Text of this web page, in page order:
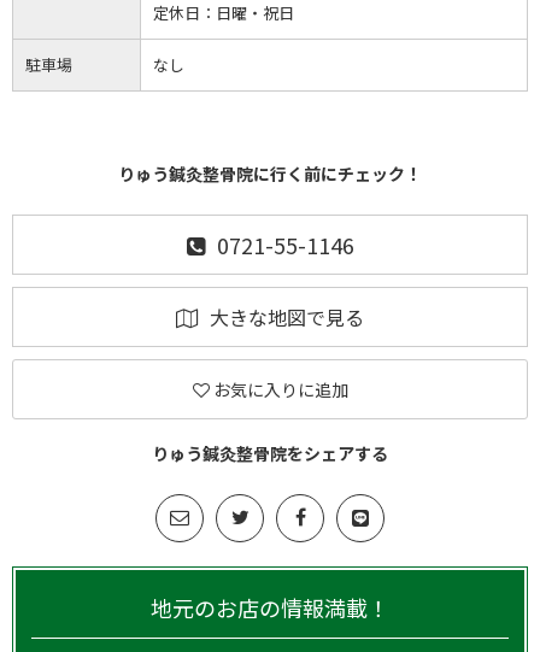
定休日： 日曜・祝日
駐車場 なし
りゅう鍼灸整骨院に行く前にチェック！
0721-55-1146
大きな地図で見る
お気に入りに追加
りゅう鍼灸整骨院をシェアする
地元のお店の情報満載！